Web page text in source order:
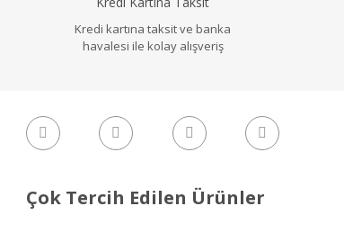
Kredi kartına taksit ve banka
havalesi ile kolay alışveriş
Çok Tercih Edilen Ürünler